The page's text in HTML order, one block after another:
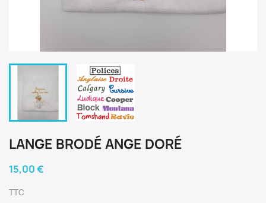
LANGE BRODÉ ANGE DORÉ
15,00 €
TTC